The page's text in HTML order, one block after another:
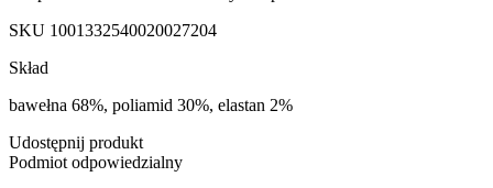
SKU 1001332540020027204
Skład
bawełna 68%, poliamid 30%, elastan 2%
Udostępnij produkt
Podmiot odpowiedzialny